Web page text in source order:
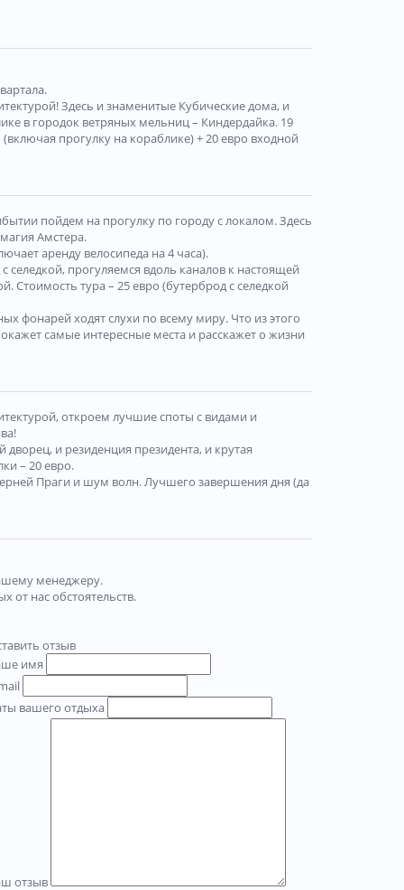
Здесь и знаменитые Кубические дома, и
в городок ветряных мельниц – Киндердайка. 19
прогулку на кораблике) + 20 евро входной
пойдем на прогулку по городу с локалом. Здесь
Амстера.
аренду велосипеда на 4 часа).
прогуляемся вдоль каналов к настоящей
тура – 25 евро (бутерброд с селедкой
фонарей ходят слухи по всему миру. Что из этого
самые интересные места и расскажет о жизни
откроем лучшие споты с видами и
и резиденция президента, и крутая
– 20 евро.
Праги и шум волн. Лучшего завершения дня (да
менеджеру.
от нас обстоятельств.
отзыв
имя
вашего отдыха
отзыв